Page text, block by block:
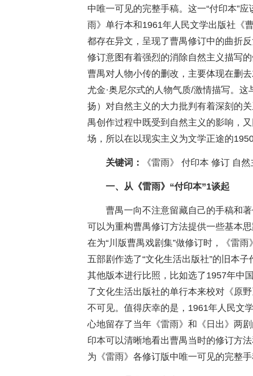
中唯一可见的完整手稿。这一“付印本”
雨》单行本和1961年人民文学出版社《
都存在异文，呈现了曹禺修订中的曲折
修订意图有着强烈的消除自然主义描写
曹禺对人物小传的删改，主要体现在删
尤金·奥尼尔式的人物气质/激情描写。
扬）对自然主义的大力批判有着深刻的
禺创作过程中既受到自然主义的影响，
场，所以在以现实主义为文学正途的
关键词： 《雷雨》 付印本 修订 自然
一、从《雷雨》“付印本”1谈起
曹禺一向不注意留藏自己的手稿和
可以为重构曹禺修订方法提供一些基本
在为“川版曹禺戏剧集”做修订时，《雷
五部剧作选了“文化生活出版社”的旧本
其他版本进行比照，比如选了1957年中
了文化生活出版社的单行本来校对《原
不可见。值得庆幸的是，1961年人民文
心地留存了当年《雷雨》和《日出》两
印本可以清晰地看出曹禺当时的修订方
为《雷雨》各修订版中唯一可见的完整手